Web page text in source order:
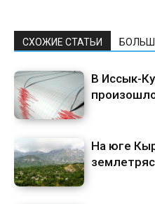
СХОЖИЕ СТАТЬИ
В Иссык-
На юге